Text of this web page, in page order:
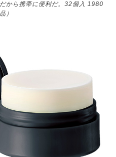
から携帯に便利だ。32個入 1980
）